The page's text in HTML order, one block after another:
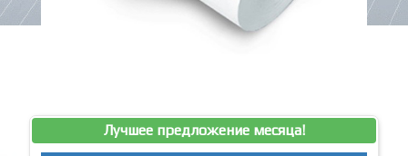
Лучшее предложение месяца!